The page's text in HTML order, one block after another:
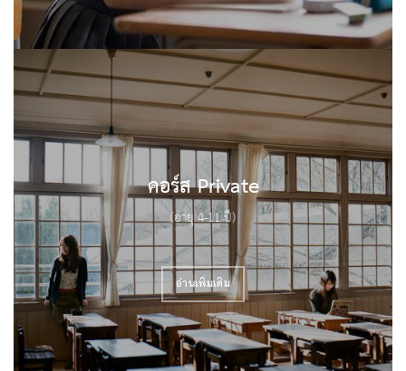
คอร์ส Private
(อายุ 4-11 ปี)
..
อ่านเพิ่มเติม